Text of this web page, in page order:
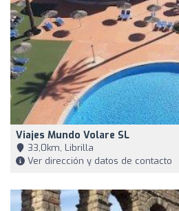
Viajes Mundo Volare SL
33,0km, Librilla
Ver dirección y datos de contacto